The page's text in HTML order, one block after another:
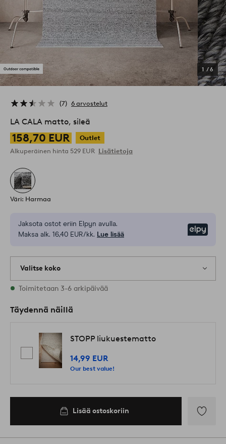
1 /6
7 6 arvostelut
LA CALA matto, sileä
158,70 EUR
Outlet
Alkuperäinen hinta 529 EUR Lisätietoja
Väri: Harmaa
Jaksota ostot eriin Elpyn avulla.
Maksa alk. 16,40 EUR/kk. Lue lisää
Valitse koko
Varastossa on kaikkia kokoja
Toimitetaan 3-6 arkipäivää
Täydennä näillä
STOPP liukuestematto
14,99 EUR
Our best value!
Lisää ostoskoriin